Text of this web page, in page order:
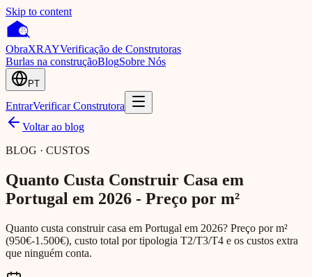
Skip to content
ObraXRAYVerificação de Construtoras
Burlas na construçãoBlogSobre Nós
PT
EntrarVerificar Construtora
Voltar ao blog
BLOG · CUSTOS
Quanto Custa Construir Casa em
Portugal em 2026 - Preço por m²
Quanto custa construir casa em Portugal em 2026? Preço por m²
(950€-1.500€), custo total por tipologia T2/T3/T4 e os custos extra
que ninguém conta.